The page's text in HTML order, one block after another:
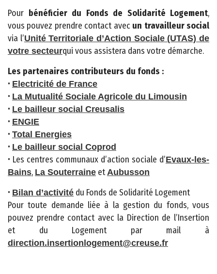
Pour bénéficier du Fonds de Solidarité Logement,
vous pouvez prendre contact avec un travailleur social
via l’Unité Territoriale d’Action Sociale (UTAS) de
votre secteurqui vous assistera dans votre démarche.
Les partenaires contributeurs du fonds :
• Electricité de France
• La Mutualité Sociale Agricole du Limousin
• Le bailleur social Creusalis
• ENGIE
• Total Energies
• Le bailleur social Coprod
• Les centres communaux d’action sociale d’Evaux-les-
Bains, La Souterraine etAubusson
• Bilan d’activité du Fonds de Solidarité Logement
Pour toute demande liée à la gestion du fonds, vous
pouvez prendre contact avec la Direction de l’Insertion
et du Logement par mail à
direction.insertionlogement@creuse.fr
C
o
n
s
e
i
l
d
é
p
a
r
t
m
e
n
t
a